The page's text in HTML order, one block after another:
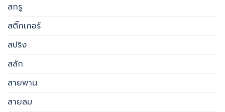
สกรู
สติ๊กเกอร์
สปริง
สลัก
สายพาน
สายลม